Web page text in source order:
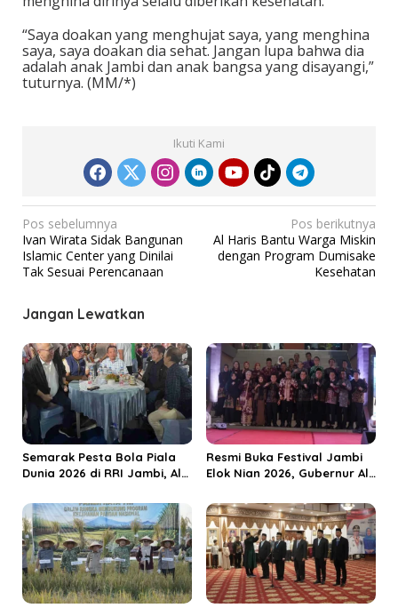
“Saya doakan yang menghujat saya, yang menghina
saya, saya doakan dia sehat. Jangan lupa bahwa dia
adalah anak Jambi dan anak bangsa yang disayangi,”
tuturnya. (MM/*)
Ikuti Kami
N
a
v
g
a
s
i
p
o
s
Pos sebelumnya
Ivan Wirata Sidak Bangunan
Islamic Center yang Dinilai
Tak Sesuai Perencanaan
Pos berikutnya
Al Haris Bantu Warga Miskin
dengan Program Dumisake
Kesehatan
Jangan Lewatkan
Semarak Pesta Bola Piala
Dunia 2026 di RRI Jambi, Al
Ekonomi Rakyat
Resmi Buka Festival Jambi
Elok Nian 2026, Gubernur Al
Jadi Destinasi Wisata
Budaya Unggulan